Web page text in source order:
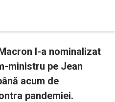
l-a nominalizat
ministru pe Jean
acum de
pandemiei.